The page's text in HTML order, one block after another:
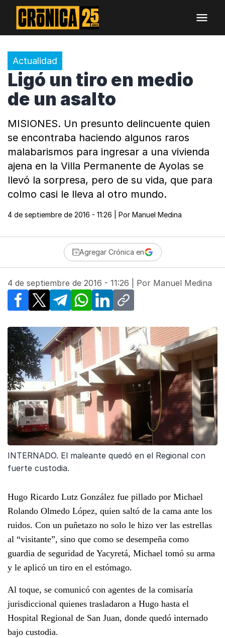
Actualidad
Ligó un tiro en medio
de un asalto
MISIONES. Un presunto delincuente quien
se encontraba haciendo algunos raros
malabarismos para ingresar a una vivienda
ajena en la Villa Permanente de Ayolas se
llevó la sorpresa, pero de su vida, que para
colmo casi le lleva al otro mundo.
4 de septiembre de 2016 - 11:26 | Por Manuel Medina
Agregar Crónica en
4 de septiembre de 2016 - 11:26 | Por Manuel Medina
Facebook
X TelegramWhatsApp
LinkedInCopy link
INTERNADO. El maleante quedó en el Regional con
fuerte custodia.
Hugo Ricardo Lutz González fue pillado por Michael
Rolando Olmedo López, quien saltó de la cama ante los
ruidos. Con un puñetazo no solo le hizo ver las estrellas
al “visitante”, sino que como se desempeña como
guardia de seguridad de Yacyretá, Michael tomó su arma
y le aplicó un tiro en el estómago.
Al toque, se comunicó con agentes de la comisaría
jurisdiccional quienes trasladaron a Hugo hasta el
Hospital Regional de San Juan, donde quedó internado
bajo custodia.